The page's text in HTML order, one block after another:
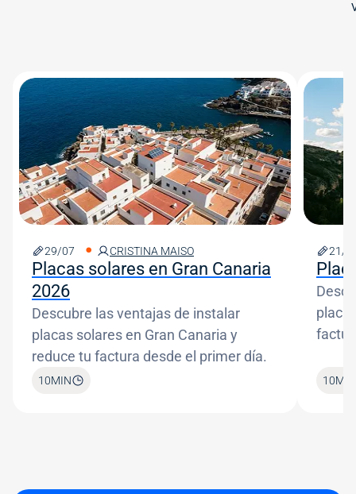
Image
29/07 CRISTINA MAISO
Placas solares en Gran Canaria
2026
Descubre las ventajas de instalar
placas solares en Gran Canaria y
reduce tu factura desde el primer día.
10MIN
Image
21/
10MIN